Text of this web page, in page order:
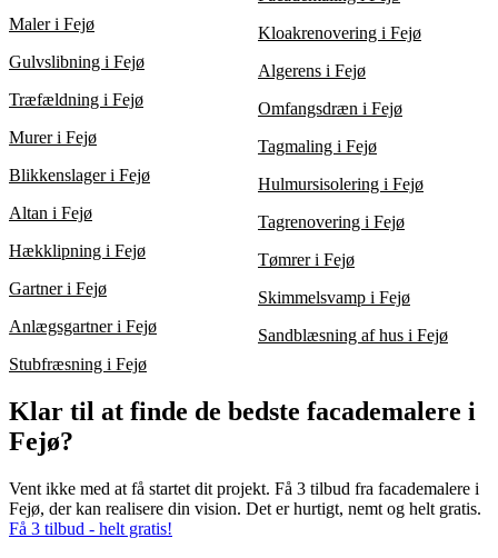
Maler i Fejø
Gulvslibning i Fejø
Træfældning i Fejø
Murer i Fejø
Blikkenslager i Fejø
Altan i Fejø
Hækklipning i Fejø
Gartner i Fejø
Anlægsgartner i Fejø
Stubfræsning i Fejø
Kloakrenovering i Fejø
Algerens i Fejø
Omfangsdræn i Fejø
Tagmaling i Fejø
Hulmursisolering i Fejø
Tagrenovering i Fejø
Tømrer i Fejø
Skimmelsvamp i Fejø
Sandblæsning af hus i Fejø
Klar til at finde de bedste facademalere i
Fejø?
Vent ikke med at få startet dit projekt. Få 3 tilbud fra facademalere i
Fejø, der kan realisere din vision. Det er hurtigt, nemt og helt gratis.
Få 3 tilbud - helt gratis!